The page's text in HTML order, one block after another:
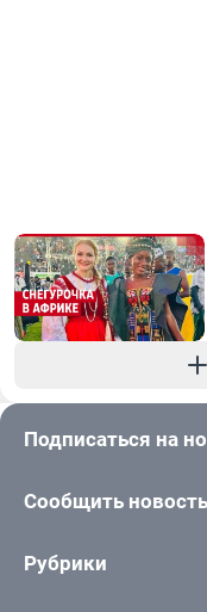
Подписаться на
Сообщить новость
Рубрики